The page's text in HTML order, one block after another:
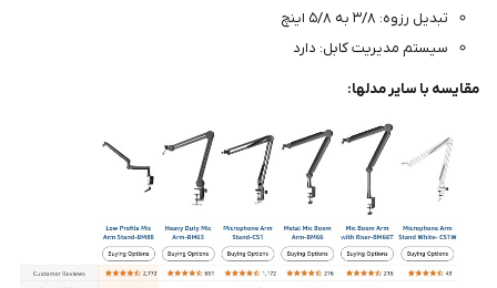
تبدیل رزوه: ۳/۸ به ۵/۸ اینچ
سیستم مدیریت کابل: دارد
مقایسه با سایر مدلها: